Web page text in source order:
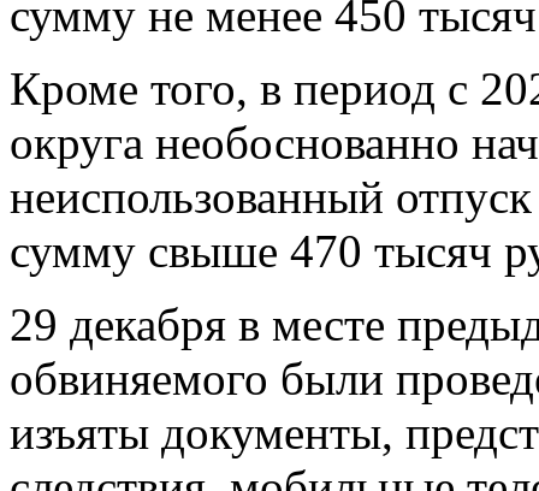
сумму не менее 450
Кроме того, в период с
округа необоснованно
неиспользованный
сумму свыше 470 тысяч
29 декабря в месте
обвиняемого были
изъяты документы,